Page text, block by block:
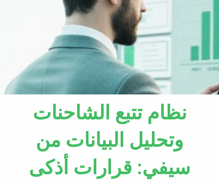
نظام تتبع الشاحنات
وتحليل البيانات من
سيفي: قرارات أذكى